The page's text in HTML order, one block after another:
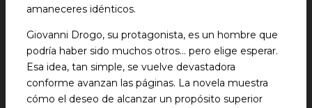
amaneceres idénticos.
Giovanni Drogo, su protagonista, es un hombre que
podría haber sido muchos otros… pero elige esperar.
Esa idea, tan simple, se vuelve devastadora
conforme avanzan las páginas. La novela muestra
cómo el deseo de alcanzar un propósito superior